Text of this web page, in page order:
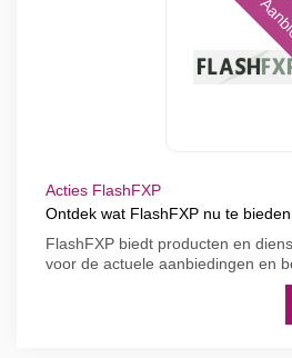
Acties FlashFXP
Ontdek wat FlashFXP nu te
FlashFXP biedt producten en
voor de actuele aanbiedingen en